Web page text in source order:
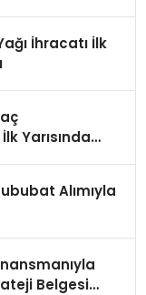
İhracatı İlk
İlk Yarısında
Alımıyla
Belgesi